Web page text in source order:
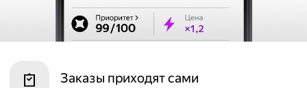
Заказы приходят сами